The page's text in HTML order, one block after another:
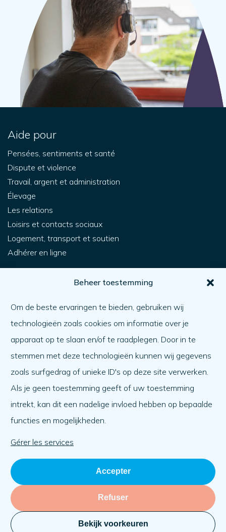
Beheer toestemming
Om de beste ervaringen te bieden, gebruiken wij
technologieën zoals cookies om informatie over je
apparaat op te slaan en/of te raadplegen. Door in te
stemmen met deze technologieën kunnen wij gegevens
zoals surfgedrag of unieke ID's op deze site verwerken.
Als je geen toestemming geeft of uw toestemming
intrekt, kan dit een nadelige invloed hebben op bepaalde
functies en mogelijkheden.
Gérer les services
Accepter
Refuser
Bekijk voorkeuren
Aide pour
Pensées, sentiments et santé
Dispute et violence
Travail, argent et administration
Élevage
Les relations
Loisirs et contacts sociaux
Logement, transport et soutien
Adhérer en ligne
Quoi de neuf ?
Ordre du jour
A propos de nous
A propos de nous
Travailler à
L'équipe